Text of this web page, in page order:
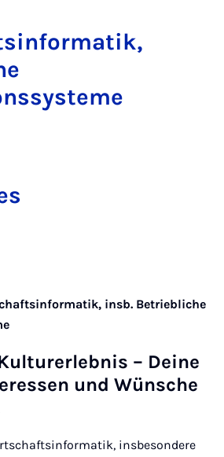
insb. Betriebliche
– Dei­ne
und Wün­sche
insbesondere